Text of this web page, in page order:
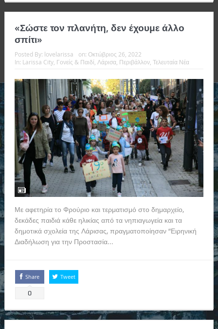
«Σώστε τον πλανήτη, δεν έχουμε άλλο
σπίτι»
Posted By: lovelarissa on: Οκτώβριος 26, 2022
In: Larissa City, Γονείς & Παιδί, Λάρισα, Περιβάλλον, Τελευταία Νέα
Με αφετηρία το Φρούριο και τερματισμό στο δημαρχείο,
δεκάδες παιδιά κάθε ηλικίας από τα νηπιαγωγεία και τα
δημοτικά σχολεία της Λάρισας, πραγματοποίησαν “Ειρηνική
Διαδήλωση για την Προστασία...
Share
0
Tweet